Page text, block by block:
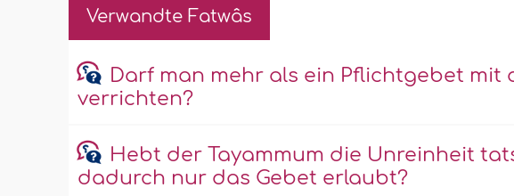
Verwandte Fatwâs
Darf man mehr als ein Pflichtgebet mit
verrichten?
Hebt der Tayammum die Unreinheit
dadurch nur das Gebet erlaubt?